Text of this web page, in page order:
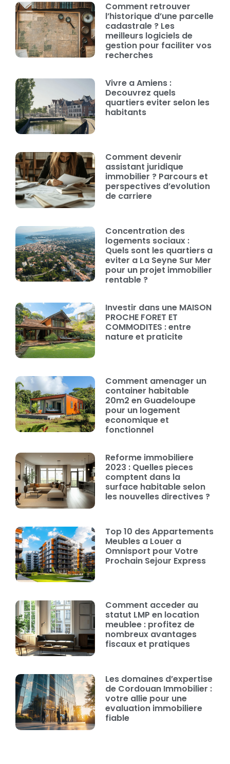
Comment retrouver
l’historique d’une parcelle
cadastrale ? Les
meilleurs logiciels de
gestion pour faciliter vos
recherches
Vivre a Amiens :
Decouvrez quels
quartiers eviter selon les
habitants
Comment devenir
assistant juridique
immobilier ? Parcours et
perspectives d’evolution
de carriere
Concentration des
logements sociaux :
Quels sont les quartiers a
eviter a La Seyne Sur Mer
pour un projet immobilier
rentable ?
Investir dans une MAISON
PROCHE FORET ET
COMMODITES : entre
nature et praticite
Comment amenager un
container habitable
20m2 en Guadeloupe
pour un logement
economique et
fonctionnel
Reforme immobiliere
2023 : Quelles pieces
comptent dans la
surface habitable selon
les nouvelles directives ?
Top 10 des Appartements
Meubles a Louer a
Omnisport pour Votre
Prochain Sejour Express
Comment acceder au
statut LMP en location
meublee : profitez de
nombreux avantages
fiscaux et pratiques
Les domaines d’expertise
de Cordouan Immobilier :
votre allie pour une
evaluation immobiliere
fiable